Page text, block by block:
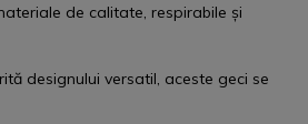
de calitate, respirabile și
designului versatil, aceste geci se